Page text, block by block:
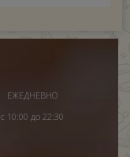
ЕЖЕДНЕВНО
с 10:00 до 22:30